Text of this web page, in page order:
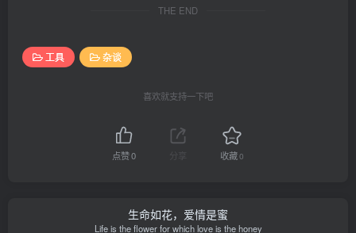
THE END
工具 杂谈
喜欢就支持一下吧
点赞0 分享 收藏0
生命如花，爱情是蜜
Life is the flower for which love is the honey